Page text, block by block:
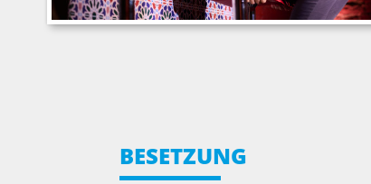
BESETZUNG